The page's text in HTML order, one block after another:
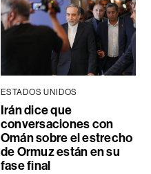
ESTADOS UNIDOS
Irán dice que
conversaciones con
Omán sobre el estrecho
de Ormuz están en su
fase final